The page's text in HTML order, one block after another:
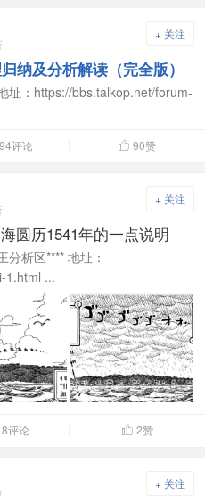
+ 关注
纳及分析解读（完全版）
址：https://bbs.talkop.net/forum-
评论  90赞
+ 关注
圆历1541年的一点说明
析区**** 地址：
1.html ...
评论  2赞
+ 关注